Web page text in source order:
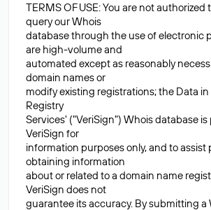
TERMS OF USE: You are not authorized
query our Whois
database through the use of electronic
are high-volume and
automated except as reasonably
domain names or
modify existing registrations; the Data
Registry
Services' ("VeriSign") Whois database
VeriSign for
information purposes only, and to assist
obtaining information
about or related to a domain name
VeriSign does not
guarantee its accuracy. By submitting a